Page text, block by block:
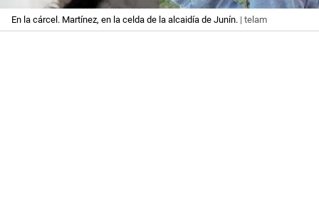
En la cárcel. Martínez, en la celda de la alcaidía de Junín. | telam